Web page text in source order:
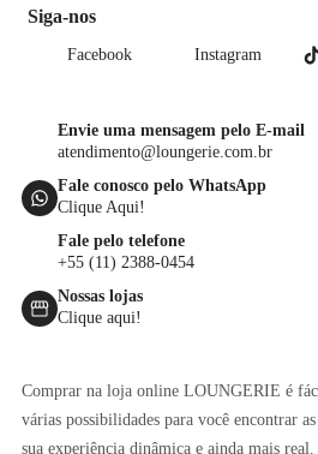
Siga-nos
Facebook Instagram
Envie uma mensagem pelo E-mail
atendimento@loungerie.com.br
Fale conosco pelo WhatsApp
Clique Aqui!
Fale pelo telefone
+55 (11) 2388-0454
Nossas lojas
Clique aqui!
Comprar na loja online LOUNGERIE é
várias possibilidades para você encontrar
sua experiência dinâmica e ainda mais